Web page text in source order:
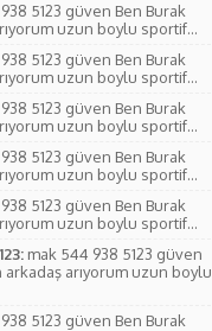
5123 güven Ben Burak
uzun boylu sportif...
5123 güven Ben Burak
uzun boylu sportif...
5123 güven Ben Burak
uzun boylu sportif...
5123 güven Ben Burak
uzun boylu sportif...
5123 güven Ben Burak
uzun boylu sportif...
mak 544 938 5123 güven
arkadaş arıyorum uzun boylu
5123 güven Ben Burak